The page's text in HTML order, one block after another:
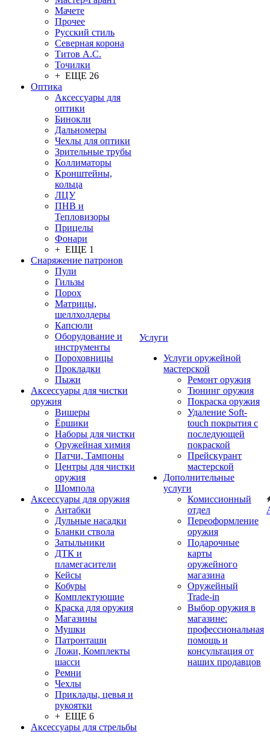
Мачете
Прочее
Русский стиль
Северная корона
Титов А.С.
Точилки
+ ЕЩЕ 26
Оптика
Аксессуары для
оптики
Бинокли
Дальномеры
Чехлы для оптики
Зрительные трубы
Коллиматоры
Кронштейны,
кольца
ЛЦУ
ПНВ и
Тепловизоры
Прицелы
Фонари
+ ЕЩЕ 1
Снаряжение патронов
Пули
Гильзы
Порох
Матрицы,
шеллхолдеры
Капсюли
Оборудование и
инструменты
Пороховницы
Прокладки
Пыжи
Аксессуары для чистки
оружия
Вишеры
Ёршики
Наборы для чистки
Оружейная химия
Патчи, Тампоны
Центры для чистки
оружия
Шомпола
Аксессуары для оружия
Антабки
Дульные насадки
Бланки ствола
Затыльники
ДТК и
пламегасители
Кейсы
Кобуры
Комплектующие
Краска для оружия
Магазины
Мушки
Патронташи
Ложи, Комплекты
шасси
Ремни
Чехлы
Приклады, цевья и
рукоятки
+ ЕЩЕ 6
Аксессуары для стрельбы
Услуги
Услуги оружейной
мастерской
Ремонт оружия
Тюнинг оружия
Покраска оружия
Удаление Soft-
touch покрытия с
последующей
покраской
Прейскурант
мастерской
Дополнительные
услуги
Комиссионный
отдел
Переоформление
оружия
Подарочные
карты
оружейного
магазина
Оружейный
Trade-in
Выбор оружия в
магазине:
профессиональная
помощь и
консультация от
наших продавцов